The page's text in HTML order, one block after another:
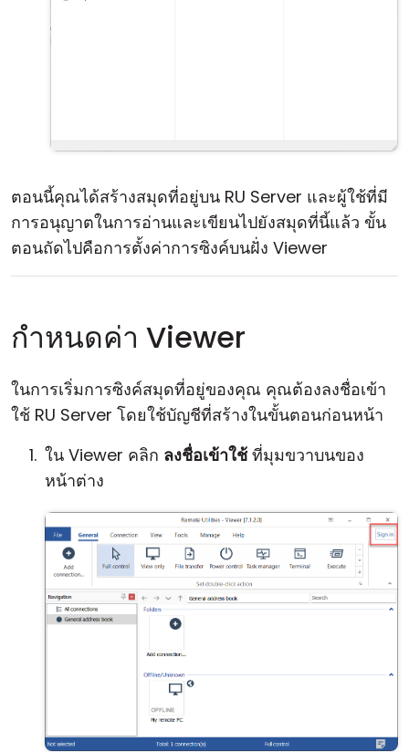
ตอนนี้คุณได้สร้างสมุดที่อยู่บน RU Server และผู้ใช้ที่มี
การอนุญาตในการอ่านและเขียนไปยังสมุดที่นี้แล้ว ขั้น
ตอนถัดไปคือการตั้งค่าการซิงค์บนฝั่ง Viewer
กำหนดค่า Viewer
ในการเริ่มการซิงค์สมุดที่อยู่ของคุณ คุณต้องลงชื่อเข้า
ใช้ RU Server โดยใช้บัญชีที่สร้างในขั้นตอนก่อนหน้า
ใน Viewer คลิก ลงชื่อเข้าใช้ที่มุมขวาบนของ
หน้าต่าง